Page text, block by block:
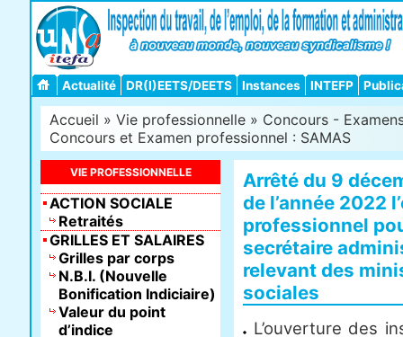
Actualité DR(I)EETS/DEETS Instances INTEFP
Accueil » Vie professionnelle » Concours -
Concours et Examen professionnel : SAMAS
Arrêté du 9
de l’année 2022
professionnel
secrétaire
relevant des
sociales
L’ouverture des
VIE PROFESSIONNELLE
ACTION SOCIALE
Retraités
GRILLES ET SALAIRES
Grilles par corps
N.B.I. (Nouvelle
Bonification Indiciaire)
Valeur du point
d’indice